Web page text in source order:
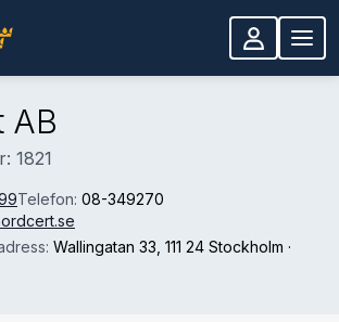
AB
1821
Telefon: 08-349270
Wallingatan 33 , 111 24 Stockholm ·